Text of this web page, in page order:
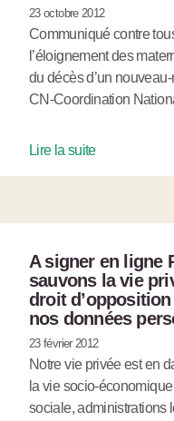
23 octobre 2012
Communiqué contre
l’éloignement des
du décès d’un
CN-Coordination
Lire la suite
A signer en ligne
sauvons la vie
droit
nos données
23 février 2012
Notre vie privée est en
la vie socio-
sociale, administrations